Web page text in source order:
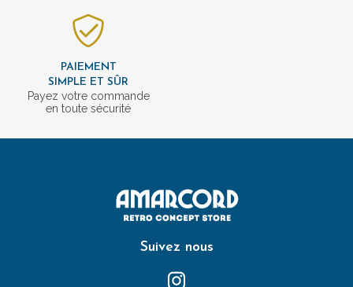
PAIEMENT
SIMPLE ET SÛR
Payez votre commande
en toute sécurité
Suivez nous